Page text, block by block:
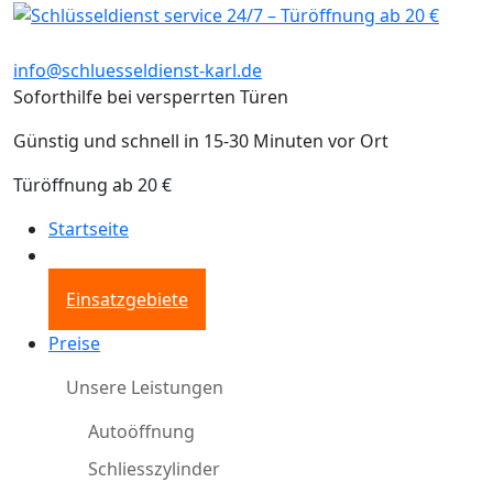
info@schluesseldienst-karl.de
Soforthilfe bei versperrten Türen
Günstig und schnell in 15-30 Minuten vor Ort
Türöffnung ab 20 €
Startseite
Einsatzgebiete
Preise
Unsere Leistungen
Autoöffnung
Schliesszylinder